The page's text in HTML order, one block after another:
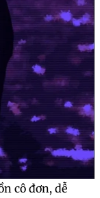
cô đơn, dễ